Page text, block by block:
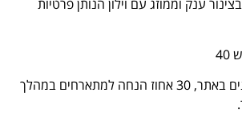
ענק וממוזג עם וילון הנותן פרטיות
המחירים מצוינים באתר, 30 אחוז הנחה למתארחים במהלך